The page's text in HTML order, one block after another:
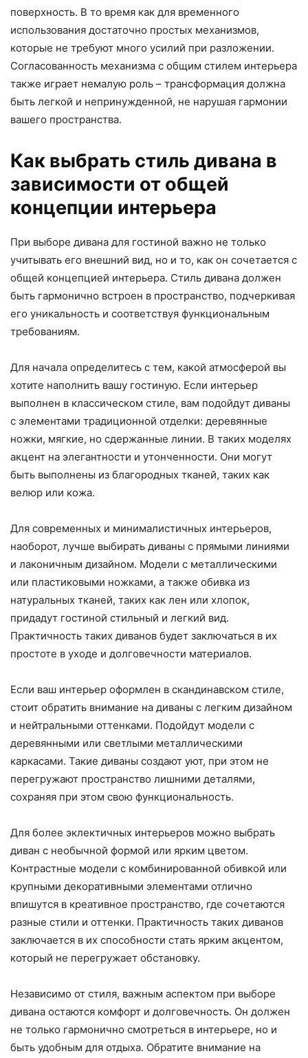
поверхность. В то время как для временного
использования достаточно простых механизмов,
которые не требуют много усилий при разложении.
Согласованность механизма с общим стилем интерьера
также играет немалую роль – трансформация должна
быть легкой и непринужденной, не нарушая гармонии
вашего пространства.
Как выбрать стиль дивана в
зависимости от общей
концепции интерьера
При выборе дивана для гостиной важно не только
учитывать его внешний вид, но и то, как он сочетается с
общей концепцией интерьера. Стиль дивана должен
быть гармонично встроен в пространство, подчеркивая
его уникальность и соответствуя функциональным
требованиям.
Для начала определитесь с тем, какой атмосферой вы
хотите наполнить вашу гостиную. Если интерьер
выполнен в классическом стиле, вам подойдут диваны
с элементами традиционной отделки: деревянные
ножки, мягкие, но сдержанные линии. В таких моделях
акцент на элегантности и утонченности. Они могут
быть выполнены из благородных тканей, таких как
велюр или кожа.
Для современных и минималистичных интерьеров,
наоборот, лучше выбирать диваны с прямыми линиями
и лаконичным дизайном. Модели с металлическими
или пластиковыми ножками, а также обивка из
натуральных тканей, таких как лен или хлопок,
придадут гостиной стильный и легкий вид.
Практичность таких диванов будет заключаться в их
простоте в уходе и долговечности материалов.
Если ваш интерьер оформлен в скандинавском стиле,
стоит обратить внимание на диваны с легким дизайном
и нейтральными оттенками. Подойдут модели с
деревянными или светлыми металлическими
каркасами. Такие диваны создают уют, при этом не
перегружают пространство лишними деталями,
сохраняя при этом свою функциональность.
Для более эклектичных интерьеров можно выбрать
диван с необычной формой или ярким цветом.
Контрастные модели с комбинированной обивкой или
крупными декоративными элементами отлично
впишутся в креативное пространство, где сочетаются
разные стили и оттенки. Практичность таких диванов
заключается в их способности стать ярким акцентом,
который не перегружает обстановку.
Независимо от стиля, важным аспектом при выборе
дивана остаются комфорт и долговечность. Он должен
не только гармонично смотреться в интерьере, но и
быть удобным для отдыха. Обратите внимание на